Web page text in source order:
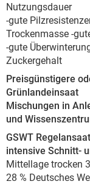
Nutzungsdauer
-gute
Trockenmasse -
-gute
Zuckergehalt
Preisgünstigere
Grünlandeinsaat
Mischungen in
und
GSWT
intensive Schnitt-
Mittellage trocken
28 % Deutsches